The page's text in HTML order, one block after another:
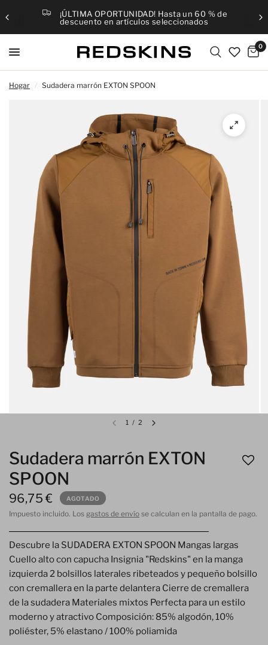
¡ÚLTIMA OPORTUNIDAD! Hasta un 60 % de
descuento en artículos seleccionados
0
Hogar / Sudadera marrón EXTON SPOON
1 / 2
Sudadera marrón EXTON
SPOON
96,75 € AGOTADO
Impuesto incluido. Los gastos de envío se calculan en la pantalla de pago.
Descubre la SUDADERA EXTON SPOON Mangas largas
Cuello alto con capucha Insignia "Redskins" en la manga
izquierda 2 bolsillos laterales ribeteados y pequeño bolsillo
con cremallera en la parte delantera Cierre de cremallera
de la sudadera Materiales mixtos Perfecta para un estilo
moderno y atractivo Composición: 85% algodón, 10%
poliéster, 5% elastano / 100% poliamida